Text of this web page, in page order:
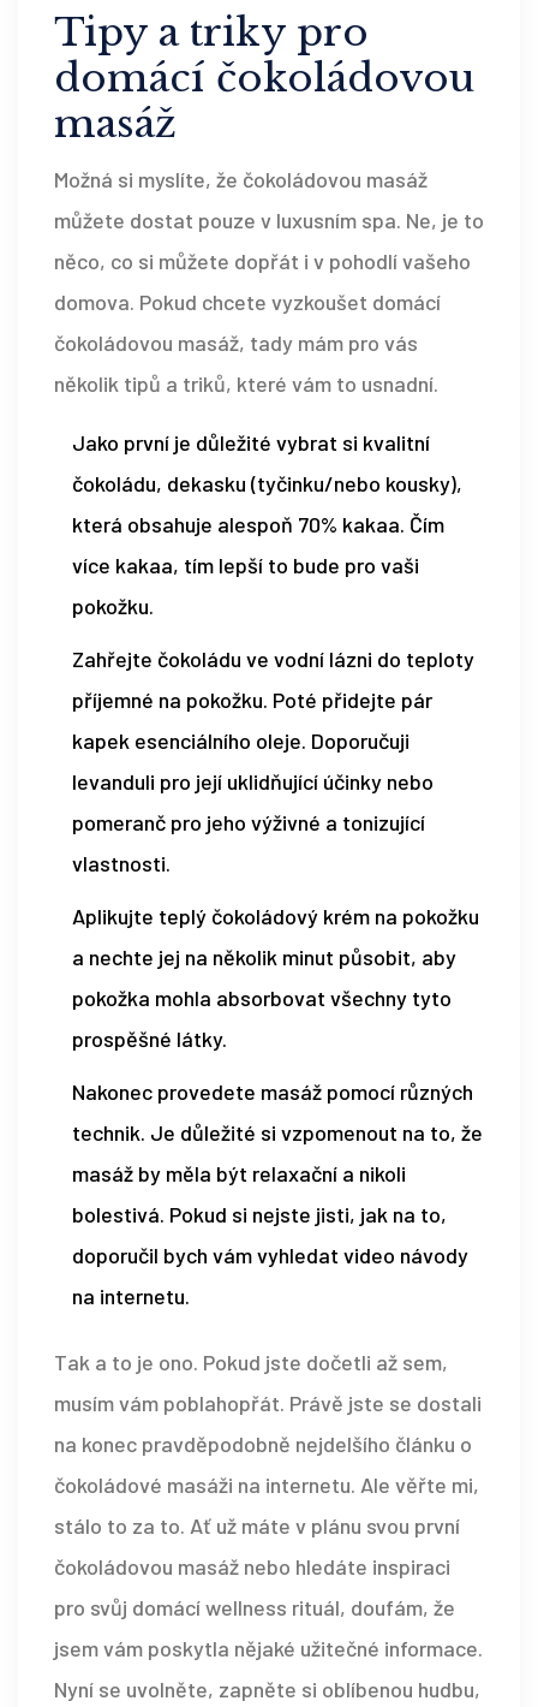
Tipy a triky pro
domácí čokoládovou
masáž
Možná si myslíte, že čokoládovou masáž
můžete dostat pouze v luxusním spa. Ne, je to
něco, co si můžete dopřát i v pohodlí vašeho
domova. Pokud chcete vyzkoušet domácí
čokoládovou masáž, tady mám pro vás
několik tipů a triků, které vám to usnadní.
Jako první je důležité vybrat si kvalitní
čokoládu, dekasku (tyčinku/nebo kousky),
která obsahuje alespoň 70% kakaa. Čím
více kakaa, tím lepší to bude pro vaši
pokožku.
Zahřejte čokoládu ve vodní lázni do teploty
příjemné na pokožku. Poté přidejte pár
kapek esenciálního oleje. Doporučuji
levanduli pro její uklidňující účinky nebo
pomeranč pro jeho výživné a tonizující
vlastnosti.
Aplikujte teplý čokoládový krém na pokožku
a nechte jej na několik minut působit, aby
pokožka mohla absorbovat všechny tyto
prospěšné látky.
Nakonec provedete masáž pomocí různých
technik. Je důležité si vzpomenout na to, že
masáž by měla být relaxační a nikoli
bolestivá. Pokud si nejste jisti, jak na to,
doporučil bych vám vyhledat video návody
na internetu.
Tak a to je ono. Pokud jste dočetli až sem,
musím vám poblahopřát. Právě jste se dostali
na konec pravděpodobně nejdelšího článku o
čokoládové masáži na internetu. Ale věřte mi,
stálo to za to. Ať už máte v plánu svou první
čokoládovou masáž nebo hledáte inspiraci
pro svůj domácí wellness rituál, doufám, že
jsem vám poskytla nějaké užitečné informace.
Nyní se uvolněte, zapněte si oblíbenou hudbu,